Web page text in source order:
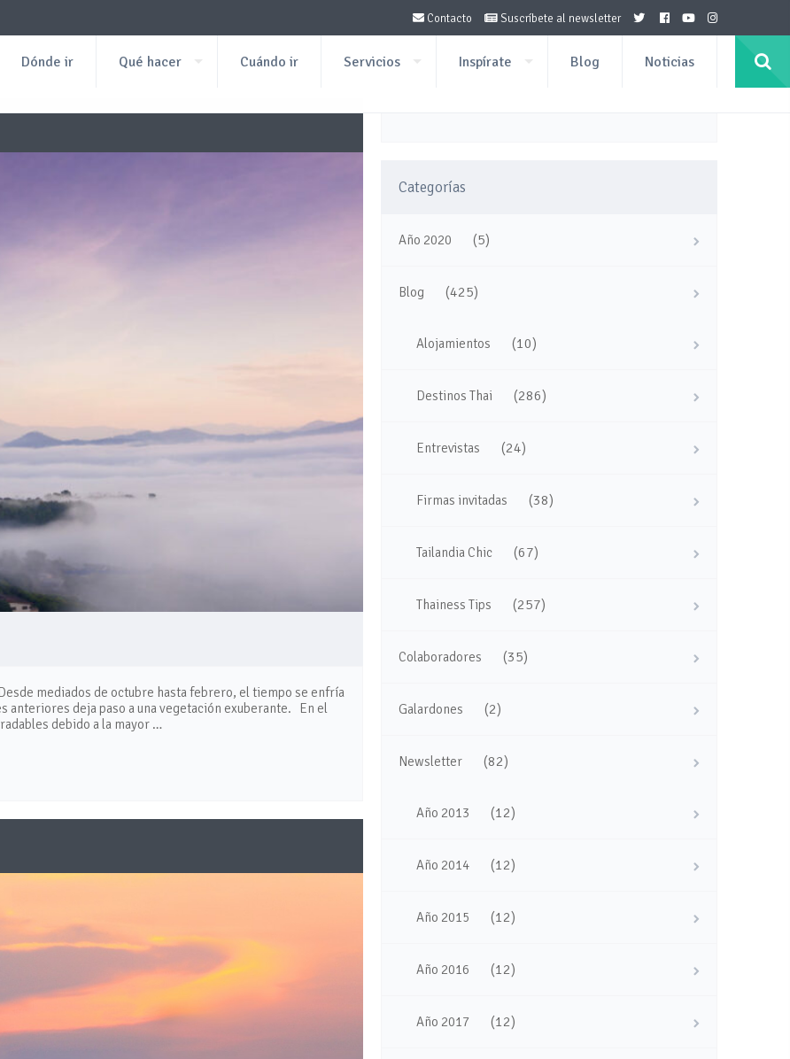
Contacto Suscríbete al newsletter
Dónde ir Qué hacer Cuándo ir Servicios Inspírate Blog Noticias
mediados de octubre hasta febrero, el tiempo se enfría
anteriores deja paso a una vegetación exuberante. En el
debido a la mayor …
Categorías
Año 2020 (5)
Blog (425)
Alojamientos (10)
Destinos Thai (286)
Entrevistas (24)
Firmas invitadas (38)
Tailandia Chic (67)
Thainess Tips (257)
Colaboradores (35)
Galardones (2)
Newsletter (82)
Año 2013 (12)
Año 2014 (12)
Año 2015 (12)
Año 2016 (12)
Año 2017 (12)